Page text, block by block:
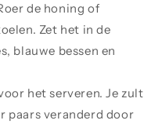
de honing of
Zet het in de
blauwe bessen en
het serveren. Je zult
paars veranderd door